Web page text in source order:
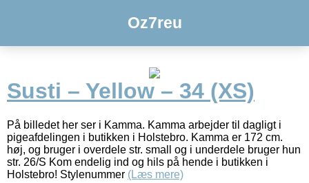
Oz7reu
Susti – Yellow – 34 (XS)
På billedet her ser i Kamma. Kamma arbejder til dagligt i
pigeafdelingen i butikken i Holstebro. Kamma er 172 cm.
høj, og bruger i overdele str. small og i underdele bruger hun
str. 26/S Kom endelig ind og hils på hende i butikken i
Holstebro! Stylenummer (Læs mere)